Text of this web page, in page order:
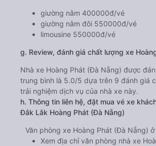
giường nằm 400000đ/vé
giường nằm đôi 550000đ/vé
limousine 550000đ/vé
g. Review, đánh giá chất lượng xe
Nhà xe Hoàng Phát (Đà Nẵng) được
trung bình là 5.0/5 dựa trên 9 đánh giá
trải nghiệm dịch vụ của nhà xe này.
h. Thông tin liên hệ, đặt mua vé xe
Đắk Lắk Hoàng Phát (Đà Nẵng)
Văn phòng xe Hoàng Phát (Đà Nẵng) ở
Xem địa chỉ văn phòng nhà xe